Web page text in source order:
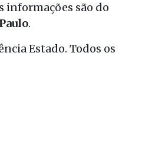
informações são do
.
Estado. Todos os